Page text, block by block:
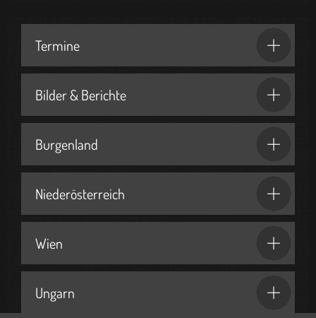
Termine
Bilder & Berichte
Burgenland
Niederösterreich
Wien
Ungarn